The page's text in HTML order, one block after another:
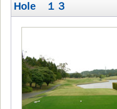
Hole １３